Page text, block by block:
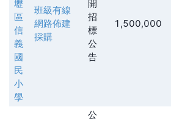
壢
區
信
義
國
民
小
學
班級有線
網路佈建
採購
開
招
標
公
告
1,500,000
公